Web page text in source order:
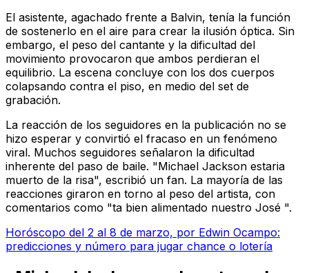
El asistente, agachado frente a Balvin, tenía la función
de sostenerlo en el aire para crear la ilusión óptica. Sin
embargo, el peso del cantante y la dificultad del
movimiento provocaron que ambos perdieran el
equilibrio. La escena concluye con los dos cuerpos
colapsando contra el piso, en medio del set de
grabación.
La reacción de los seguidores en la publicación no se
hizo esperar y convirtió el fracaso en un fenómeno
viral. Muchos seguidores señalaron la dificultad
inherente del paso de baile. "Michael Jackson estaria
muerto de la risa", escribió un fan. La mayoría de las
reacciones giraron en torno al peso del artista, con
comentarios como "ta bien alimentado nuestro José ".
Horóscopo del 2 al 8 de marzo, por Edwin Ocampo:
predicciones y número para jugar chance o lotería